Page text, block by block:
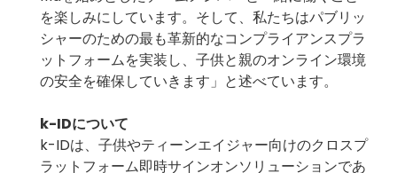
を楽しみにしています。そして、私たちはパブリッ
シャーのための最も革新的なコンプライアンスプラ
ットフォームを実装し、子供と親のオンライン環境
の安全を確保していきます」と述べています。
k-IDについて
k-IDは、子供やティーンエイジャー向けのクロスプ
ラットフォーム即時サインオンソリューションであ